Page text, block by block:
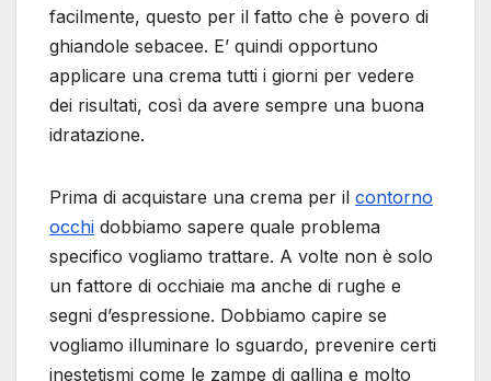
facilmente, questo per il fatto che è povero di
ghiandole sebacee. E’ quindi opportuno
applicare una crema tutti i giorni per vedere
dei risultati, così da avere sempre una buona
idratazione.
Prima di acquistare una crema per il contorno
occhi dobbiamo sapere quale problema
specifico vogliamo trattare. A volte non è solo
un fattore di occhiaie ma anche di rughe e
segni d’espressione. Dobbiamo capire se
vogliamo illuminare lo sguardo, prevenire certi
inestetismi come le zampe di gallina e molto